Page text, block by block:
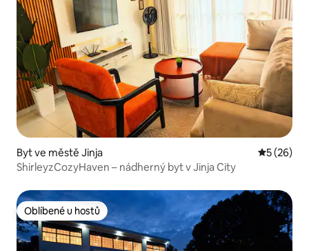
Byt ve městě Jinja Průměrné
5 (26)
ShirleyzCozyHaven – nádherný byt v Jinja City
Oblíbené u hostů
Oblíbené u hostů